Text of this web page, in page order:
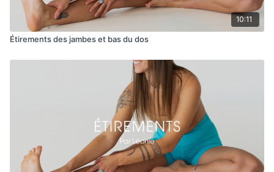
10:11
Étirements des jambes et bas du dos